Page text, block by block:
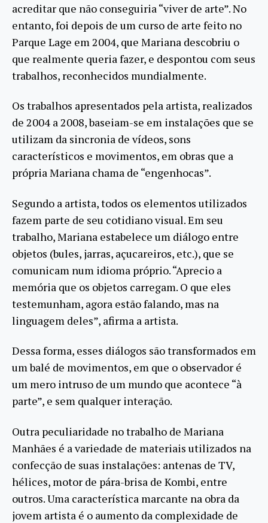
acreditar que não conseguiria “viver de arte”. No
entanto, foi depois de um curso de arte feito no
Parque Lage em 2004, que Mariana descobriu o
que realmente queria fazer, e despontou com seus
trabalhos, reconhecidos mundialmente.
Os trabalhos apresentados pela artista, realizados
de 2004 a 2008, baseiam-se em instalações que se
utilizam da sincronia de vídeos, sons
característicos e movimentos, em obras que a
própria Mariana chama de “engenhocas”.
Segundo a artista, todos os elementos utilizados
fazem parte de seu cotidiano visual. Em seu
trabalho, Mariana estabelece um diálogo entre
objetos (bules, jarras, açucareiros, etc.), que se
comunicam num idioma próprio. “Aprecio a
memória que os objetos carregam. O que eles
testemunham, agora estão falando, mas na
linguagem deles”, afirma a artista.
Dessa forma, esses diálogos são transformados em
um balé de movimentos, em que o observador é
um mero intruso de um mundo que acontece “à
parte”, e sem qualquer interação.
Outra peculiaridade no trabalho de Mariana
Manhães é a variedade de materiais utilizados na
confecção de suas instalações: antenas de TV,
hélices, motor de pára-brisa de Kombi, entre
outros. Uma característica marcante na obra da
jovem artista é o aumento da complexidade de